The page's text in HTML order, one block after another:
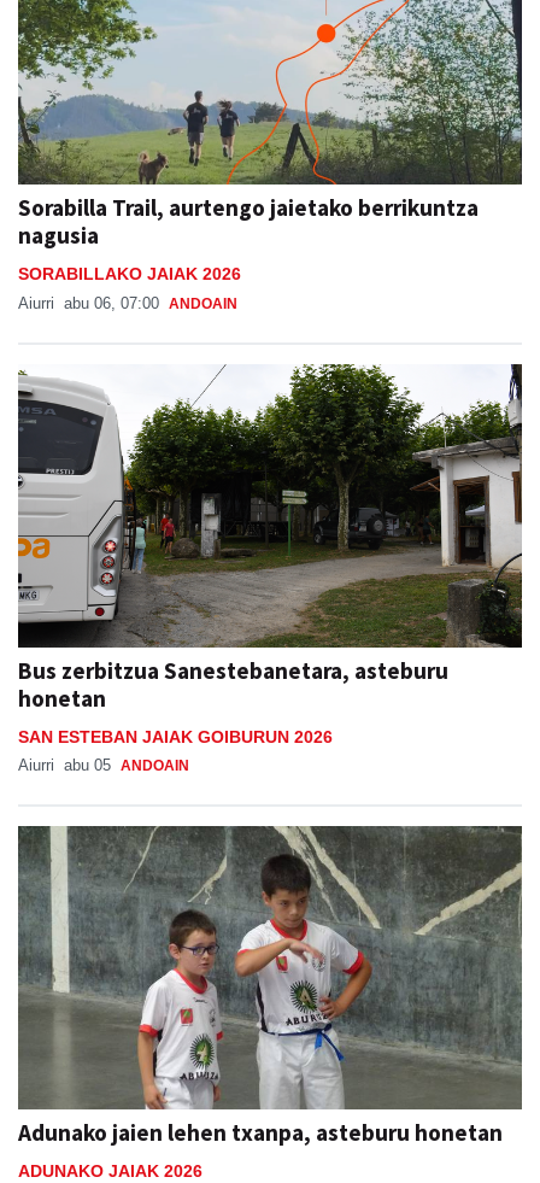
Sorabilla Trail, aurtengo jaietako berrikuntza
nagusia
SORABILLAKO JAIAK 2026
Aiurri abu 06, 07:00 ANDOAIN
Bus zerbitzua Sanestebanetara, asteburu
honetan
SAN ESTEBAN JAIAK GOIBURUN 2026
Aiurri abu 05 ANDOAIN
Adunako jaien lehen txanpa, asteburu honetan
ADUNAKO JAIAK 2026